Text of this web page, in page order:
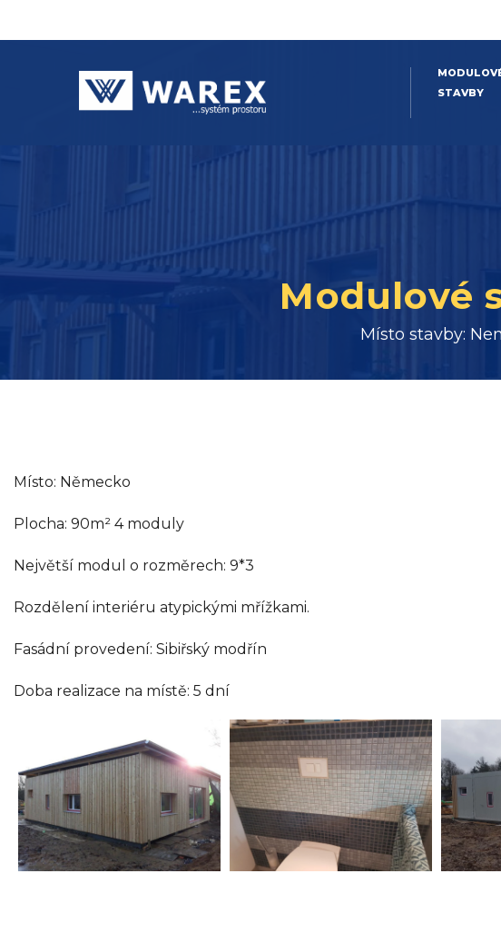
STAVBY
Modulové
Místo stavby:
Místo: Německo
Plocha: 90m² 4 moduly
Největší modul o rozměrech: 9*3
Rozdělení interiéru atypickými mřížkami.
Fasádní provedení: Sibiřský modřín
Doba realizace na místě: 5 dní